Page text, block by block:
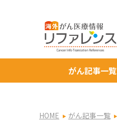
がん記事一覧
HOME がん記事一覧